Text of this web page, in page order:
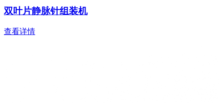
双叶片静脉针组装机
查看详情